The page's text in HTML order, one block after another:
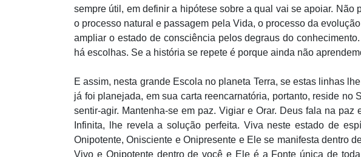
sempre útil, em definir a hipótese sobre a qual vai se apoiar.
o processo natural e passagem pela Vida, o processo da
ampliar o estado de consciência pelos degraus do
há escolhas. Se a história se repete é porque ainda não
E assim, nesta grande Escola no planeta Terra, se estas linhas
já foi planejada, em sua carta reencarnatória, portanto, reside
sentir-agir. Mantenha-se em paz. Vigiar e Orar. Deus fala na
Infinita, lhe revela a solução perfeita. Viva neste estado de
Onipotente, Onisciente e Onipresente e Ele se manifesta dentro
Vivo e Onipotente dentro de você e Ele é a Fonte única de